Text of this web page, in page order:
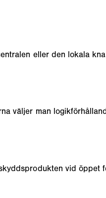
eller den lokala
väljer man
vid öppet